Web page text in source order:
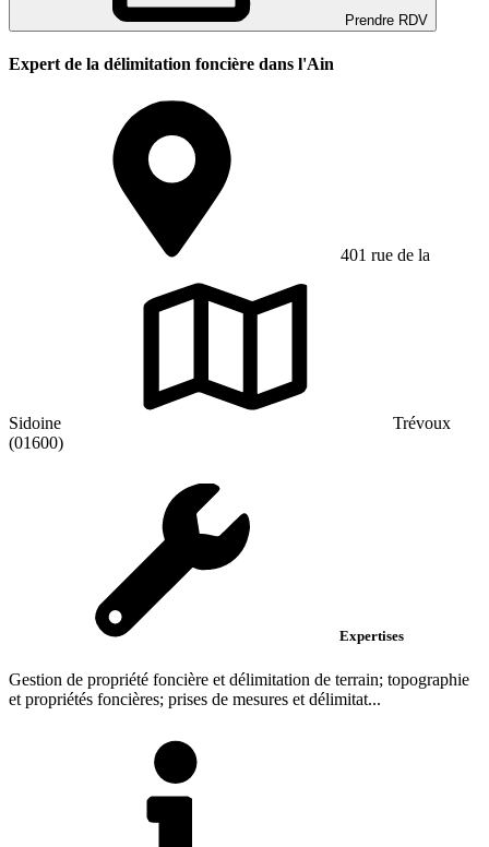
Prendre RDV
Expert de la délimitation foncière dans l'Ain
401 rue de la
Sidoine
Trévoux
(01600)
Expertises
Gestion de propriété foncière et délimitation de terrain; topographie
et propriétés foncières; prises de mesures et délimitat...